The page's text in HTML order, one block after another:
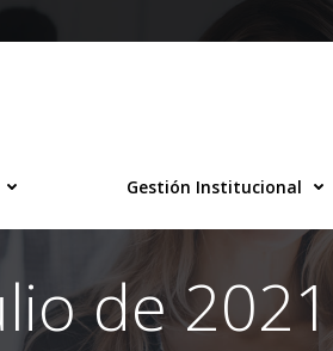
Gestión Institucional
de 2021